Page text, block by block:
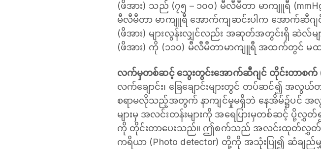
(ဖိအား) သည် (၇၅ – ၁၀၀) မီလီမီတာ မာကျူရီ
မီလီမီတာ မာကျူရီ အောက်ကျဆင်းပါက ‌အောက်ဆီ
(ဖိအား) များလွန်းလျှင်လည်း အဆုတ်အတွင်းရှိ ဆဲလ်
(ဖိအား) ကို (၁၁၀) မီလီမီတာမာကျူရီ အထက်တွင် မထာ
လက်မှတစ်ဆင့် သွေးတွင်းအောက်ဆီဂျင် တိုင်းတာစက်
လက်ချောင်း၊ ခြေချောင်းများတွင် တပ်ဆင်၍
စရာမလိုသည့်အတွက် နာကျင်မှုမရှိဘဲ နေအိမ်၌ပင်
များမှ အလင်းတန်းများကို အရေပြားမှတစ်ဆင့် ပို့လွှ
ကို တိုင်းတာပေးသည်။ ဤစက်သည် အလင်းထုတ်လွှတ်သည့်
ကရိယာ (Photo detector) တို့ကို အသုံးပြု၍ ဆံခ